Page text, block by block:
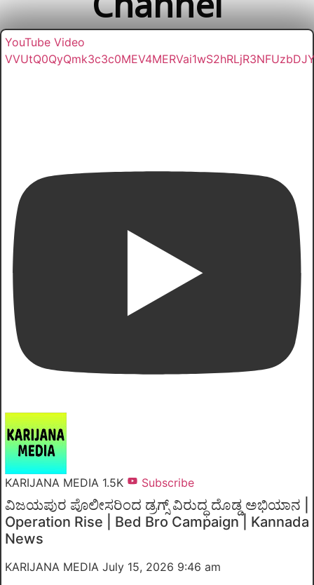
Channel
YouTube Video
KARIJANA MEDIA 1.5K Subscribe
ವಿಜಯಪುರ ಪೊಲೀಸರಿಂದ ಡ್ರಗ್ಸ್ ವಿರುದ್ಧ ದೊಡ್ಡ ಅಭಿಯಾನ |
Operation Rise | Bed Bro Campaign | Kannada
News
KARIJANA MEDIA July 15, 2026 9:46 am